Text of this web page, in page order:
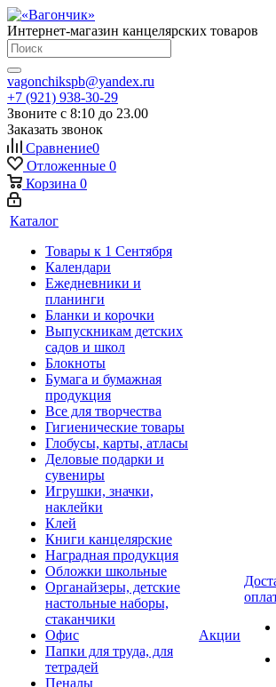
Интернет-магазин канцелярских товаров
vagonchikspb@yandex.ru
+7 (921) 938-30-29
Звоните с 8:10 до 23.00
Заказать звонок
Сравнение0
Отложенные 0
Корзина 0
Каталог
Товары к 1 Сентября
Календари
Ежедневники и
планинги
Бланки и корочки
Выпускникам детских
садов и школ
Блокноты
Бумага и бумажная
продукция
Все для творчества
Гигиенические товары
Глобусы, карты, атласы
Деловые подарки и
сувениры
Игрушки, значки,
наклейки
Клей
Книги канцелярские
Наградная продукция
Обложки школьные
Органайзеры, детские
настольные наборы,
стаканчики
Офис
Папки для труда, для
тетрадей
Пеналы
Акции